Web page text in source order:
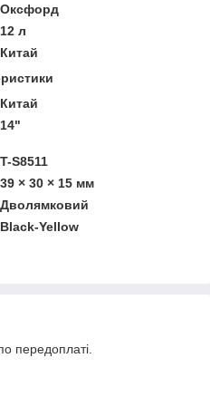
Оксфорд
12 л
Китай
Китай
14"
T-S8511
39 × 30 × 15 мм
Дволямковий
Black-Yellow
передоплаті.